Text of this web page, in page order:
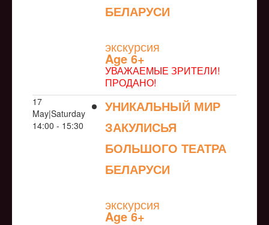
БЕЛАРУСИ
экскурсия
Age 6+
УВАЖАЕМЫЕ ЗРИТЕЛИ!
ПРОДАНО!
17
May|Saturday
14:00 - 15:30
УНИКАЛЬНЫЙ МИР
ЗАКУЛИСЬЯ
БОЛЬШОГО ТЕАТРА
БЕЛАРУСИ
экскурсия
Age 6+